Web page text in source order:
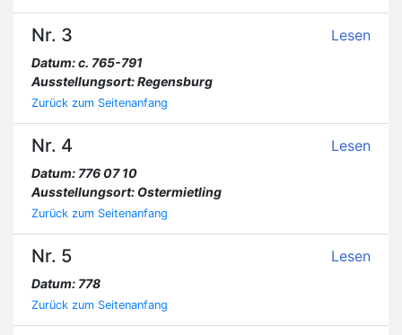
Nr. 3 Lesen
Datum: c. 765-791
Ausstellungsort: Regensburg
Zurück zum Seitenanfang
Nr. 4 Lesen
Datum: 776 07 10
Ausstellungsort: Ostermietling
Zurück zum Seitenanfang
Nr. 5 Lesen
Datum: 778
Zurück zum Seitenanfang